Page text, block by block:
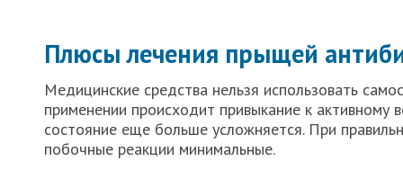
Плюсы лечения прыщей
Медицинские средства нельзя использовать
применении происходит привыкание к
состояние еще больше усложняется. При
побочные реакции минимальные.